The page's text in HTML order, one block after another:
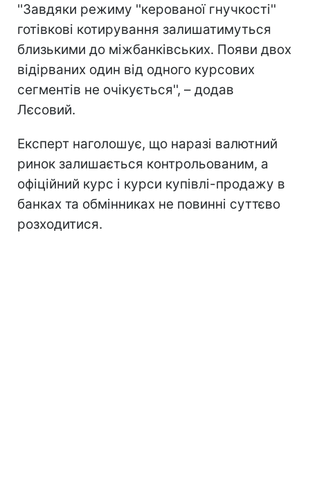
''Завдяки режиму ''керованої гнучкості''
готівкові котирування залишатимуться
близькими до міжбанківських. Появи двох
відірваних один від одного курсових
сегментів не очікується'', – додав
Лєсовий.
Експерт наголошує, що наразі валютний
ринок залишається контрольованим, а
офіційний курс і курси купівлі-продажу в
банках та обмінниках не повинні суттєво
розходитися.